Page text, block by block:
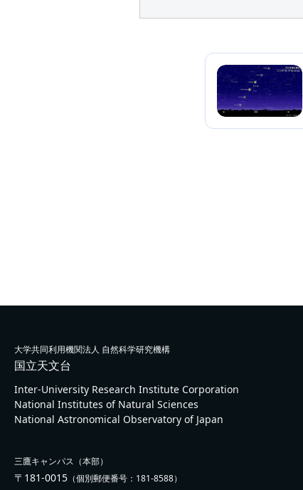
大学共同利用機関法人 自然科学研究機構
国立天文台
Inter-University Research Institute Corporation
National Institutes of Natural Sciences
National Astronomical Observatory of Japan
三鷹キャンパス（本部）
〒181-0015 （個別郵便番号：181-8588）